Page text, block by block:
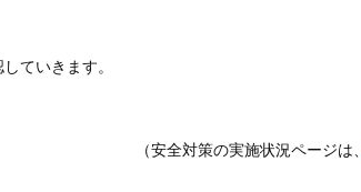
ていきます。
（安全対策の実施状況ページは、